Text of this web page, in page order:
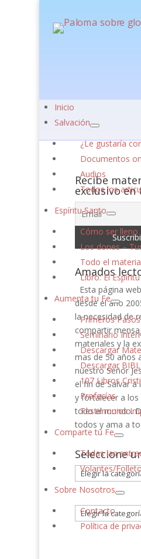
Inicio
Salvación
¿Le gustaría
Documentos
Audios
Todos los
Espíritu Santo
Cómo ser lleno
Los dones –
Todo el
Libro: El
Aumenta tu Fe
Primeros
Seminario
Descargar
Descargar
107 Libros
Profecías
Testimonios
Comparte tu Fe
Todas las
Volantes/
Sobre Nosotros
Contacto
Política de
Recibe
exclusivo en
Amados
Esta página
desde el año
la necesidad de
compartir
materiales y la
mas de 50 años
nuestro Señor
el fin de Salvar a
y fortalecer a los
todo el mundo.
todos y ama a
Seleccione
Seleccione
un